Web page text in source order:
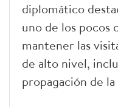
diplomático
uno de los pocos
mantener las
de alto nivel,
propagación de